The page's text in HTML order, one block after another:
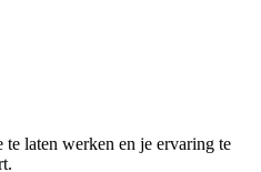
laten werken en je ervaring te